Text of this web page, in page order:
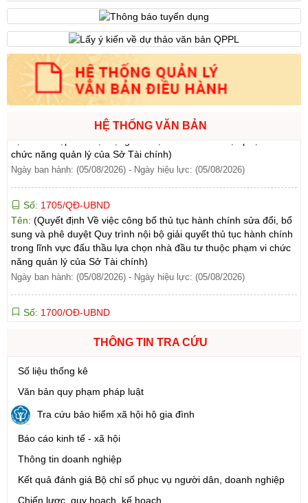
HỆ THỐNG VĂN BẢN
sung một số điều của Nghị định số 32/2024/NĐ-CP ngày
15/3/2024 của Chính phủ về quản lý, phát triển cụm công nghiệp)
Ngày ban hành: (06/08/2026)
Số: 1701/QĐ-UBND
Tên:(Quyết định Về việc công bố thủ tục hành chính được sửa
đổi, bổ sung và phê duyệt Quy trình nội bộ giải quyết trong lĩnh
vực thành lập và hoạt động của hộ kinh doanh thuộc phạm vi
chức năng quản lý của Sở Tài chính)
Ngày ban hành: (05/08/2026) - Ngày hiệu lực: (05/08/2026)
sung và phê duyệt Quy trình nội bộ giải quyết thủ tục hành chính
trong lĩnh vực đấu thầu lựa chọn nhà đầu tư thuộc phạm vi chức
năng quản lý của Sở Tài chính)
Ngày ban hành: (05/08/2026) -Ngày hiệu lực: (05/08/2026)
hành và Phê duyệt quy trình nội bộ giải quyết lĩnh vực đăng ký
năng quản lý của Sở Tài chính)
Số:1699/QĐ-UBND
Tên:
(Quyết định Ban hành Từ điển dữ liệu dùng chung tỉnh Lai
Châu (Phiên bản 1.0))
Ngày ban hành: (05/08/2026)
Số:
1721/QĐ-UBND
THÔNG TIN TRA CỨU
Số liệu thống kê
Văn bản quy phạm pháp luật
Tra cứu bảo hiểm xã hội hộ gia đình
Báo cáo kinh tế - xã hội
Thông tin doanh nghiệp
Kết quả đánh giá Bộ chỉ số phục vụ người dân, doanh nghiệp
Chiến lược, quy hoạch, kế hoạch